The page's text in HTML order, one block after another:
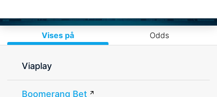
Vises på Odds
Viaplay
Boomerang Bet